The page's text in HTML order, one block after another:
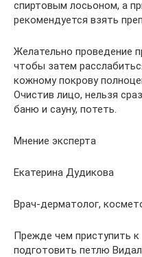
спиртовым лосьоном, а
рекомендуется взять
Желательно проведение
чтобы затем
кожному покрову
Очистив лицо, нельзя
баню и сауну, потеть.
Мнение эксперта
Екатерина Дудикова
Врач-дерматолог,
Прежде чем приступить
подготовить петлю